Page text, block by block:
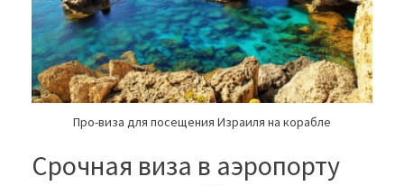
Про-виза для посещения Израиля на корабле
Срочная виза в аэропорту